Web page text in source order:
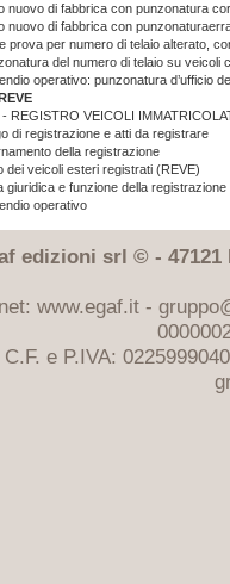
nuovo di fabbrica con punzonatura
nuovo di fabbrica con
prova per numero di telaio alterato,
del numero di telaio su veicoli
operativo: punzonatura d’ufficio
- REGISTRO VEICOLI
di registrazione e atti da registrare
della registrazione
dei veicoli esteri registrati (REVE)
giuridica e funzione della registrazione
operativo
edizioni srl © - 47121
www.egaf.it -
C.F. e P.IVA: